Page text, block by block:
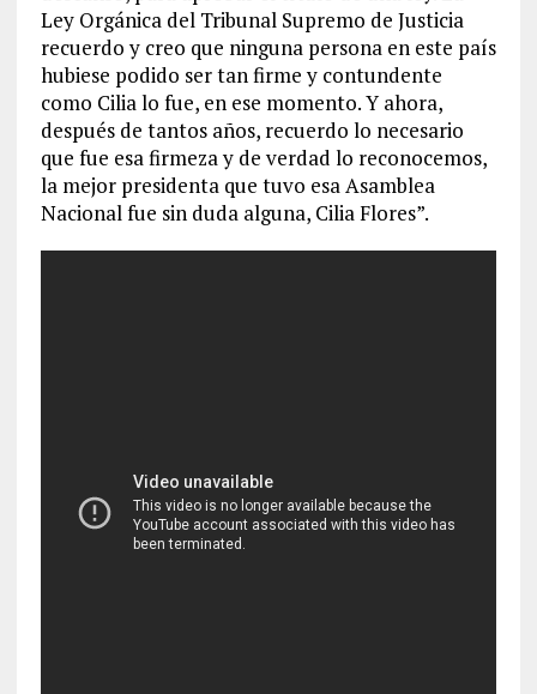
Ley Orgánica del Tribunal Supremo de Justicia
recuerdo y creo que ninguna persona en este país
hubiese podido ser tan firme y contundente
como Cilia lo fue, en ese momento. Y ahora,
después de tantos años, recuerdo lo necesario
que fue esa firmeza y de verdad lo reconocemos,
la mejor presidenta que tuvo esa Asamblea
Nacional fue sin duda alguna, Cilia Flores”.